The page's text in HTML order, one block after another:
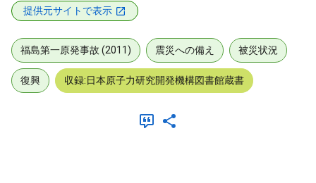
提供元サイトで表示
福島第一原発事故 (2011) 震災への備え 被災状況
復興 収録:日本原子力研究開発機構図書館蔵書